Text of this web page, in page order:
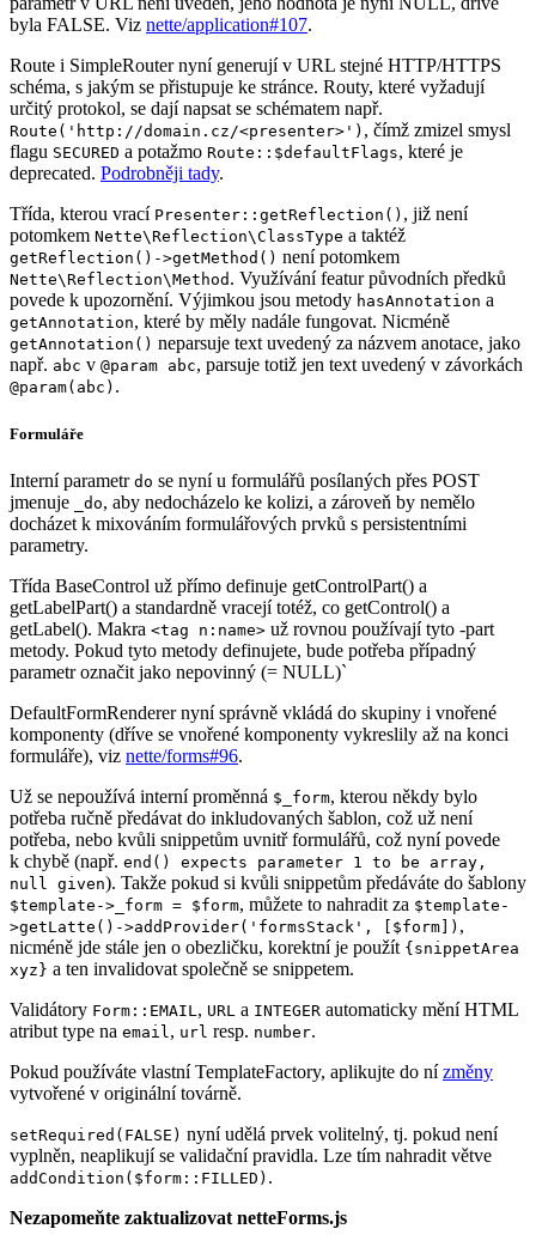
byla FALSE. Viz nette/application#107.
Route i SimpleRouter nyní generují v URL stejné HTTP/HTTPS
schéma, s jakým se přistupuje ke stránce. Routy, které vyžadují
určitý protokol, se dají napsat se schématem např.
Route('http://domain.cz/<presenter>') , čímž zmizel smysl
flagu SECURED a potažmo Route::$defaultFlags, které je
deprecated. Podrobněji tady.
Třída, kterou vrací Presenter::getReflection() , již není
potomkem Nette\Reflection\ClassType a taktéž
getReflection()->getMethod() není potomkem
Nette\Reflection\Method . Využívání featur původních předků
povede k upozornění. Výjimkou jsou metody hasAnnotation a
getAnnotation, které by měly nadále fungovat. Nicméně
getAnnotation() neparsuje text uvedený za názvem anotace, jako
např. abc v @param abc, parsuje totiž jen text uvedený v závorkách
@param(abc) .
Formuláře
Interní parametr do se nyní u formulářů posílaných přes POST
jmenuje
_do, aby nedocházelo ke kolizi, a zároveň by nemělo
docházet k mixováním formulářových prvků s persistentními
parametry.
Třída BaseControl už přímo definuje getControlPart() a
getLabelPart() a standardně vracejí totéž, co getControl() a
getLabel(). Makra <tag n:name> už rovnou používají tyto -part
metody. Pokud tyto metody definujete, bude potřeba případný
parametr označit jako nepovinný (= NULL)`
DefaultFormRenderer nyní správně vkládá do skupiny i vnořené
komponenty (dříve se vnořené komponenty vykreslily až na konci
formuláře), viz nette/forms#96.
Už se nepoužívá interní proměnná $_form, kterou někdy bylo
potřeba ručně předávat do inkludovaných šablon, což už není
potřeba, nebo kvůli snippetům uvnitř formulářů, což nyní povede
k chybě (např. end() expects parameter 1 to be array,
null given). Takže pokud si kvůli snippetům předáváte do šablony
$template->_form = $form, můžete to nahradit za $template-
>getLatte()->addProvider('formsStack', [$form]) ,
nicméně jde stále jen o obezličku, korektní je použít {snippetArea
xyz} a ten invalidovat společně se snippetem.
Validátory Form::EMAIL , URL a INTEGER automaticky mění HTML
atribut type na email , url resp. number.
Pokud používáte vlastní TemplateFactory, aplikujte do nízměny
vytvořené v originální továrně.
setRequired(FALSE) nyní udělá prvek volitelný, tj. pokud není
vyplněn, neaplikují se validační pravidla. Lze tím nahradit větve
addCondition($form::FILLED) .
Nezapomeňte zaktualizovat netteForms.js